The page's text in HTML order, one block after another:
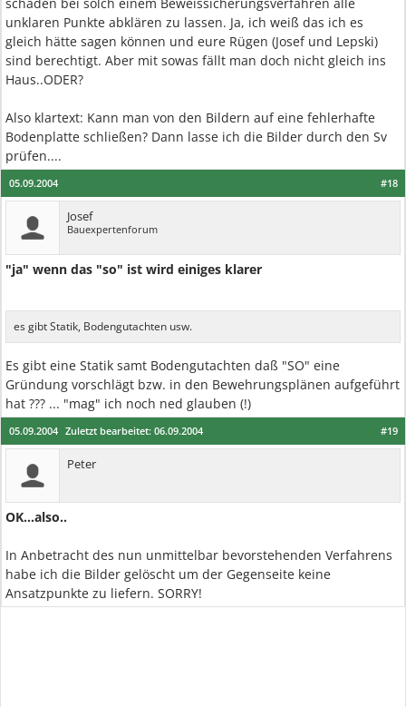
unklaren Punkte abklären zu lassen. Ja, ich weiß das ich es
gleich hätte sagen können und eure Rügen (Josef und Lepski)
sind berechtigt. Aber mit sowas fällt man doch nicht gleich ins
Haus..ODER?
Also klartext: Kann man von den Bildern auf eine fehlerhafte
Bodenplatte schließen? Dann lasse ich die Bilder durch den Sv
prüfen....
#18
05.09.2004
Josef
Bauexpertenforum
"ja" wenn das "so" ist wird einiges klarer
es gibt Statik, Bodengutachten usw.
Es gibt eine Statik samt Bodengutachten daß "SO" eine
Gründung vorschlägt bzw. in den Bewehrungsplänen aufgeführt
hat ??? ... "mag" ich noch ned glauben (!)
#19
05.09.2004 Zuletzt bearbeitet: 06.09.2004
Peter
OK...also..
In Anbetracht des nun unmittelbar bevorstehenden Verfahrens
habe ich die Bilder gelöscht um der Gegenseite keine
Ansatzpunkte zu liefern. SORRY!